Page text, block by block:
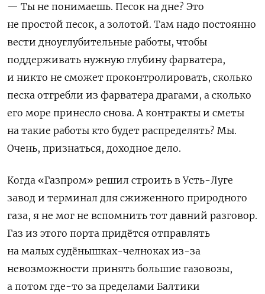
— Ты не понимаешь. Песок на дне? Это
не простой песок, а золотой. Там надо постоянно
вести дноуглубительные работы, чтобы
поддерживать нужную глубину фарватера,
и никто не сможет проконтролировать, сколько
песка отгребли из фарватера драгами, а сколько
его море принесло снова. А контракты и сметы
на такие работы кто будет распределять? Мы.
Очень, признаться, доходное дело.
Когда «Газпром» решил строить в Усть-Луге
завод и терминал для сжиженного природного
газа, я не мог не вспомнить тот давний разговор.
Газ из этого порта придётся отправлять
на малых судёнышках-челноках из-за
невозможности принять большие газовозы,
а потом где-то за пределами Балтики